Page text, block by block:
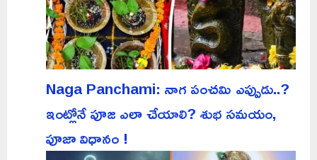
Naga Panchami: నాగ పంచమి ఎప్పుడు..?
ఇంట్లోనే పూజ ఎలా చేయాలి? శుభ సమయం,
పూజా విధానం !